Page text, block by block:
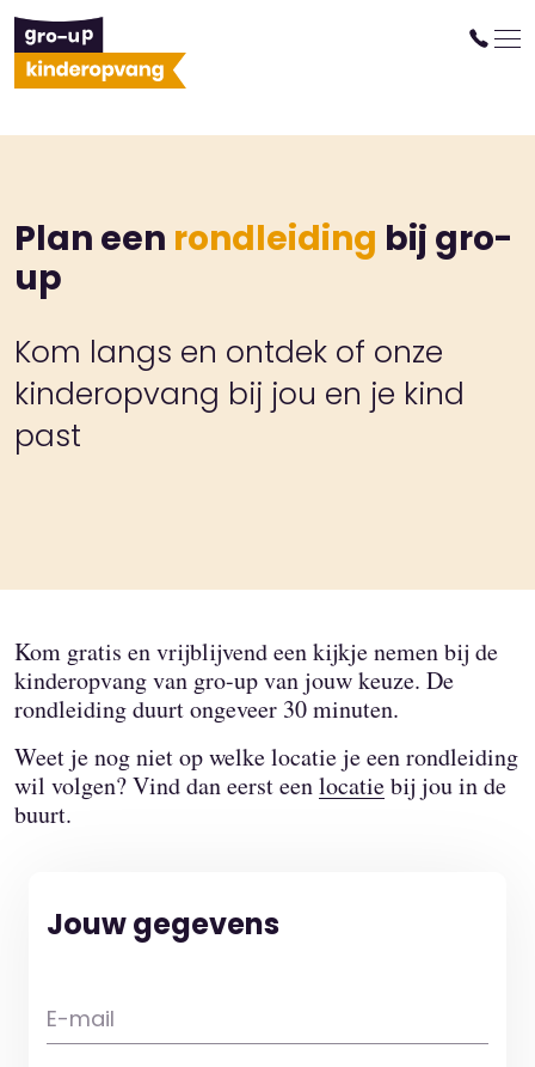
Plan een rondleiding bij gro-
up
Kom langs en ontdek of onze
kinderopvang bij jou en je kind
past
Kom gratis en vrijblijvend een kijkje nemen bij de
kinderopvang van gro-up van jouw keuze. De
rondleiding duurt ongeveer 30 minuten.
Weet je nog niet op welke locatie je een rondleiding
wil volgen? Vind dan eerst eenlocatiebij jou in de
buurt.
Jouw gegevens
E-mail